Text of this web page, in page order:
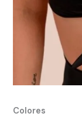
Colores